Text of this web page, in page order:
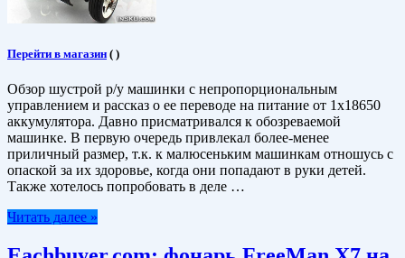
Перейти в магазин ( )
Обзор шустрой р/у машинки с непропорциональным
управлением и рассказ о ее переводе на питание от 1х18650
аккумулятора. Давно присматривался к обозреваемой
машинке. В первую очередь привлекал более-менее
приличный размер, т.к. к малюсеньким машинкам отношусь с
опаской за их здоровье, когда они попадают в руки детей.
Также хотелось попробовать в деле …
Читать далее »